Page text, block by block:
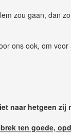
zou gaan, dan
ons ook, om
naar hetgeen zij
ten goede,